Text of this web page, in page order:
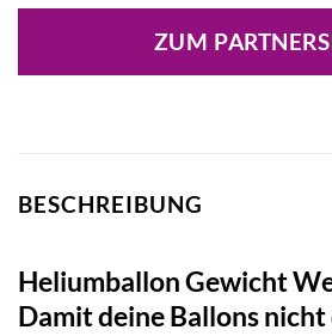
ZUM
BESCHREIBUNG
Heliumballon Gewicht
Damit deine Ballons